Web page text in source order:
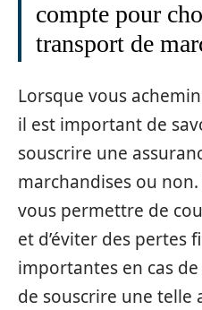
compte pour
transport de
Lorsque vous
il est important de
souscrire une
marchandises ou
vous permettre de
et d’éviter des pertes
importantes en cas
de souscrire une telle